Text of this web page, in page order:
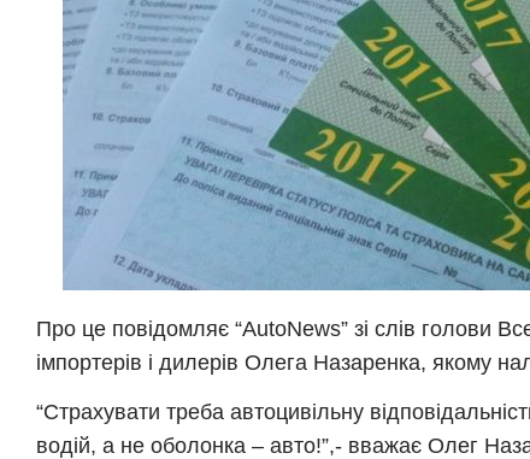
Про це повідомляє “AutoNews” зі слів голови
імпортерів і дилерів Олега Назаренка, якому
“Страхувати треба автоцивільну
водій, а не оболонка – авто!”,- вважає Олег